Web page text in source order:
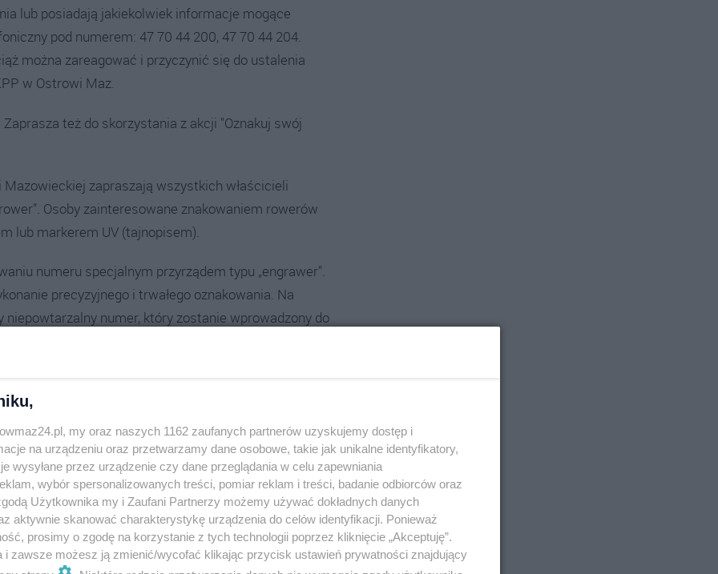
lub posiadają jakiekolwiek informacje mogące
pod numerem: 47 70 44 200, 47 70 44 204.
można zareagować i przyczynić się do ustalenia
w Ostrowi Maz.
też do skorzystania z akcji "Oznakuj swój
zapraszają wszystkich właścicieli
Osoby zainteresowane znakowaniem rowerów
lub markerem UV (tajnopisem).
numeru specjalnym przyrządem typu „engrawer”.
precyzyjnego i trwałego oznakowania. Na
numer, który zostanie wprowadzony do
starcia będą powodować zmiany w strukturze
śladów jest niemożliwe.
identyfikacyjny zostanie trwale naniesiony na
dobrowolnie wyraża zgodę na wprowadzenie
przedmiotów w sposób niewidoczny w zwykłym
atrament pojawia się tylko w świetle
w przypadku jego odnalezienia po kradzieży.
my oraz naszych 1162 zaufanych partnerów uzyskujemy dostęp i
na urządzeniu oraz przetwarzamy dane osobowe, takie jak unikalne identyfikatory,
wysyłane przez urządzenie czy dane przeglądania w celu zapewniania
wybór spersonalizowanych treści, pomiar reklam i treści, badanie odbiorców oraz
Użytkownika my i Zaufani Partnerzy możemy używać dokładnych danych
aktywnie skanować charakterystykę urządzenia do celów identyfikacji. Ponieważ
prosimy o zgodę na korzystanie z tych technologii poprzez kliknięcie „Akceptuję”.
i zawsze możesz ją zmienić/wycofać klikając przycisk ustawień prywatności znajdujący